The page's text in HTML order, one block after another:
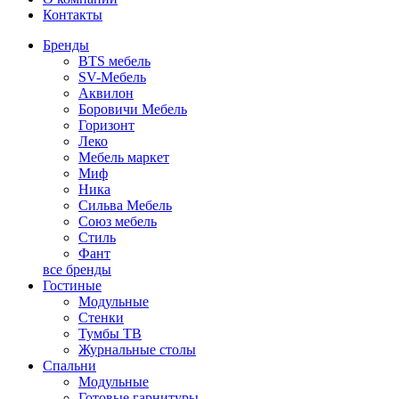
Контакты
Бренды
BTS мебель
SV-Мебель
Аквилон
Боровичи Мебель
Горизонт
Леко
Мебель маркет
Миф
Ника
Сильва Мебель
Союз мебель
Стиль
Фант
все бренды
Гостиные
Модульные
Стенки
Тумбы ТВ
Журнальные столы
Спальни
Модульные